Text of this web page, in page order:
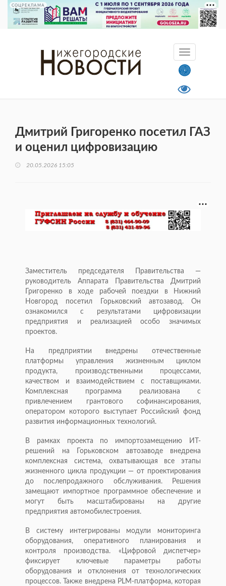
СОЦРЕКЛАМА
Дмитрий Григоренко посетил ГАЗ
и оценил цифровизацию
20.05.2026 15:05
Заместитель председателя Правительства —
руководитель Аппарата Правительства Дмитрий
Григоренко в ходе рабочей поездки в Нижний
Новгород посетил Горьковский автозавод. Он
ознакомился с результатами цифровизации
предприятия и реализацией особо значимых
проектов.
На предприятии внедрены отечественные
платформы управления жизненным циклом
продукта, производственными процессами,
качеством и взаимодействием с поставщиками.
Комплексная программа реализована с
привлечением грантового софинансирования,
оператором которого выступает Российский фонд
развития информационных технологий.
В рамках проекта по импортозамещению ИТ-
решений на Горьковском автозаводе внедрена
комплексная система, охватывающая все этапы
жизненного цикла продукции — от проектирования
до послепродажного обслуживания. Решения
замещают импортное программное обеспечение и
могут быть масштабированы на другие
предприятия автомобилестроения.
В систему интегрированы модули мониторинга
оборудования, оперативного планирования и
контроля производства. «Цифровой диспетчер»
фиксирует ключевые параметры работы
оборудования и отклонения от технологических
процессов. Также внедрена PLM-платформа, которая